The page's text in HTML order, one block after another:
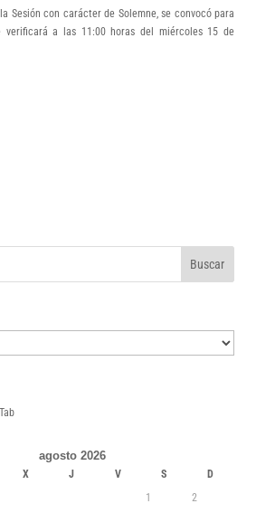
Sesión con carácter de Solemne, se convocó para
verificará a las 11:00 horas del miércoles 15 de
agosto 2026
X J V S
D
1
2